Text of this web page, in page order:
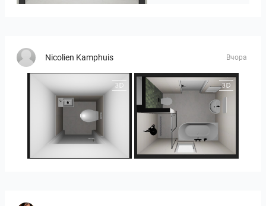
Nicolien Kamphuis Вчора
25-5014 bnr. 3.10 25-5014 bnr. 3.10